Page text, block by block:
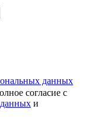
данных
согласие с
и